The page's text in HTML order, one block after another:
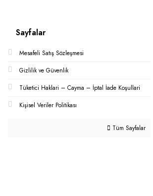
Sayfalar
Mesafeli Satış Sözleşmesi
Gizlilik ve Güvenlik
Tüketici Haklari – Cayma – İptal İade Koşullari
Kişisel Veriler Politikası
Tüm Sayfalar